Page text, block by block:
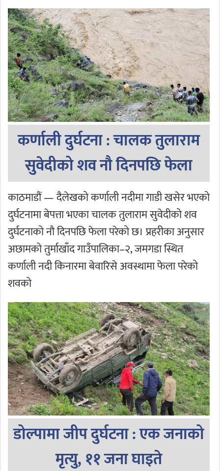
कर्णाली दुर्घटना : चालक तुलाराम
सुवेदीको शव नौ दिनपछि फेला
काठमाडौं — दैलेखको कर्णाली नदीमा गाडी खसेर भएको
दुर्घटनामा बेपत्ता भएका चालक तुलाराम सुवेदीको शव
दुर्घटनाको नौ दिनपछि फेला परेको छ। प्रहरीका अनुसार
अछामको तुर्माखाँद गाउँपालिका–२, जमगडा स्थित
कर्णाली नदी किनारमा बेवारिसे अवस्थामा फेला परेको
शवको
डोल्पामा जीप दुर्घटना : एक जनाको
मृत्यु, ११ जना घाइते